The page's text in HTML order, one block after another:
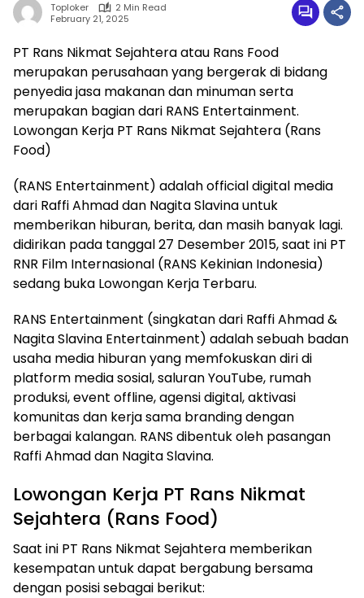
Toploker
2 Min Read
February 21, 2025
PT Rans Nikmat Sejahtera atau Rans Food
merupakan perusahaan yang bergerak di bidang
penyedia jasa makanan dan minuman serta
merupakan bagian dari RANS Entertainment.
Lowongan Kerja PT Rans Nikmat Sejahtera (Rans
Food)
(RANS Entertainment) adalah official digital media
dari Raffi Ahmad dan Nagita Slavina untuk
memberikan hiburan, berita, dan masih banyak lagi.
didirikan pada tanggal 27 Desember 2015, saat ini PT
RNR Film Internasional (RANS Kekinian Indonesia)
sedang buka Lowongan Kerja Terbaru.
RANS Entertainment (singkatan dari Raffi Ahmad &
Nagita Slavina Entertainment) adalah sebuah badan
usaha media hiburan yang memfokuskan diri di
platform media sosial, saluran YouTube, rumah
produksi, event offline, agensi digital, aktivasi
komunitas dan kerja sama branding dengan
berbagai kalangan. RANS dibentuk oleh pasangan
Raffi Ahmad dan Nagita Slavina.
Lowongan Kerja PT Rans Nikmat
Sejahtera (Rans Food)
Saat ini PT Rans Nikmat Sejahtera memberikan
kesempatan untuk dapat bergabung bersama
dengan posisi sebagai berikut: